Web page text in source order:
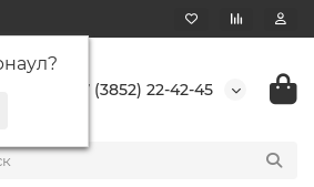
?
+7 (3852) 22-42-45